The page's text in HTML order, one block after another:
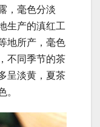
，毫色分淡
生产的滇红工
地所产，毫色
不同季节的茶
呈淡黄，夏茶
。